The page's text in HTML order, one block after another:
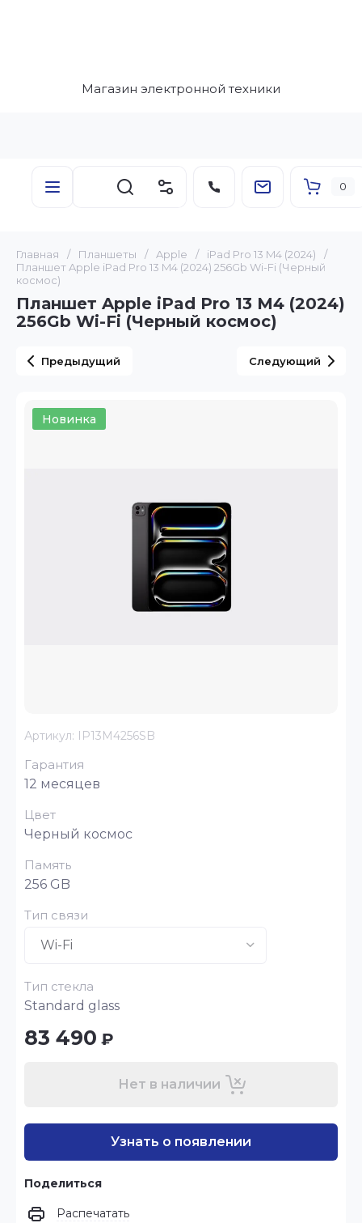
Магазин электронной техники
0
Главная / Планшеты / Apple / iPad Pro 13 M4 (2024)
/
Планшет Apple iPad Pro 13 M4 (2024) 256Gb Wi-Fi (Черный
космос)
Планшет Apple iPad Pro 13 M4 (2024)
256Gb Wi-Fi (Черный космос)
Предыдущий Следующий
Новинка
Артикул: IP13M4256SB
Гарантия
12 месяцев
Цвет
Черный космос
Память
256 GB
Тип связи
Тип стекла
Standard glass
83 490 ₽
Нет в наличии
Узнать о появлении
Поделиться
Распечатать